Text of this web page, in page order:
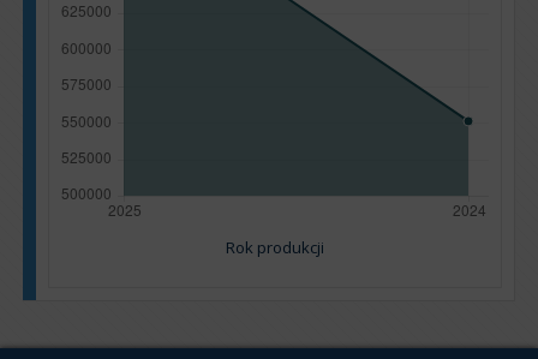
Rok produkcji